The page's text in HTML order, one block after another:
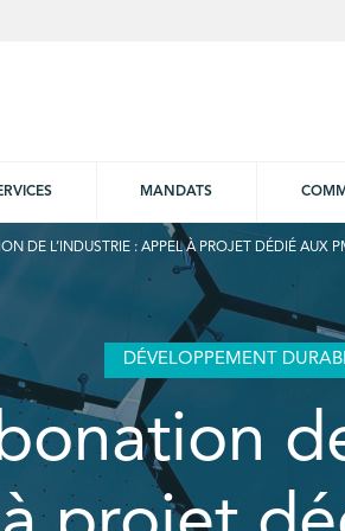
MANDATS
DE L’INDUSTRIE : APPEL À PROJET DÉDIÉ AUX
DÉVELOPPEMENT